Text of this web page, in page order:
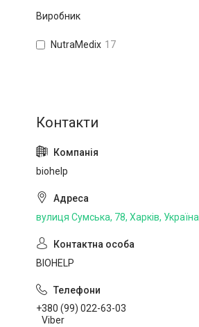
Виробник
NutraMedix 17
biohelp
вулиця Сумська, 78, Харків, Україна
BIOHELP
+380 (99) 022-63-03
Viber